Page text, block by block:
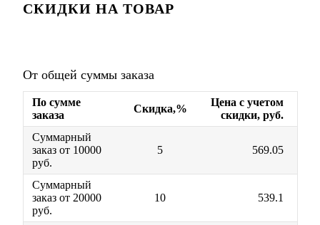
СКИДКИ НА ТОВАР
От общей суммы заказа
По сумме
заказа
Скидка,%
Цена с учетом
скидки, руб.
Суммарный
заказ от 10000
руб.
5 569.05
Суммарный
заказ от 20000
руб.
10 539.1